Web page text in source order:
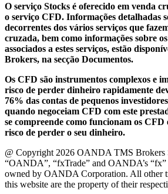
O serviço Stocks é oferecido em venda
o serviço CFD. Informações detalhadas
decorrentes dos vários serviços que
cruzada, bem como informações sobre
associados a estes serviços, estão
Brokers, na secção Documentos.
Os CFD são instrumentos complexos e
risco de perder dinheiro rapidamente
76% das contas de pequenos
quando negoceiam CFD com este
se compreende como funcionam os
risco de perder o seu dinheiro.
@ Copyright 2026 OANDA TMS Brokers
“OANDA”, “fxTrade” and OANDA’s
owned by OANDA Corporation. All other
this website are the property of their